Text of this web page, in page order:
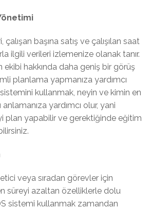
çalışan başına satış ve çalışılan saat
ilgili verileri izlemenize olanak tanır.
ekibi hakkında daha geniş bir görüş
planlama yapmanıza yardımcı
kullanmak, neyin ve kimin en
anlamanıza yardımcı olur, yani
plan yapabilir ve gerektiğinde eğitim
veya sıradan görevler için
süreyi azaltan özelliklerle dolu
sistemi kullanmak zamandan